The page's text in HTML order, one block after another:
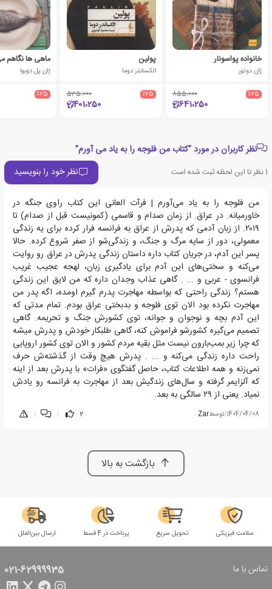
خانواده پواسونار
ژان دوتور
٪25 855،000
641،250
پولین
الکساندر دوما
٪25 535،000
401،250
ماهی ها نگاهم
ژان پل دوبوا
٪25
نظر کاربران در مورد "کتاب من فلوجه را به یاد می آورم"
1نظر تا این لحظه ثبت شده است نظر خود را بنویسید
من فلوجه را به یاد می‌آورم | فرآت العانی این کتاب راوی جنگه در
خاورمیانه. در عراق. از زمان صدام و قاسمی (کمونیست قبل از صدام) تا
۲۰۱۹. از زبان آدمی که پدرش از عراق به فرانسه فرار کرده برای یه زندگی
معمولی، دور از سایه مرگ و جنگ، و زندگی‌شو از صفر شروع کرده. حالا
پسر این آدم، در جریان کتاب داره داستان زندگی پدرش در عراق رو روایت
می‌کنه و سختی‌های این آدم برای یادگیری زبان، لهجه عجیب غریب
فرانسوی - عربی و ... . گاهی عذاب وجدان داره که من لایق این زندگی
هستم؟ زندگی راحتی که بواسطه مهاجرت پدرم گیرم اومده، اگه پدر من
مهاجرت نکرده بود الان توی فلوجه و بدبختی عراق بودم. تمام مدتی که
این آدم بچه و نوجوان و جوانه، توی کشورش جنگ و تحریمه. گاهی
تصمیم می‌گیره کشورشو فراموش کنه، گاهی طلبکار خودش و پدرش میشه
که چرا زیر بمب‌بارون نیست مثل بقیه مردم کشور و الان توی کشور اروپایی
راحت داره زندگی می‌کنه و ... . پدرش هیچ وقت از گذشته‌ش حرف
نمی‌زنه و همه اطلاعات کتاب، حاصل گفتگوی «فرات» با پدرش بعد از اینه
که آلزایمر گرفته و سال‌های زندگیش بعد از مهاجرت به فرانسه رو یادش
نمیاد. یعنی از ۲۹ سالگی به بعد.
1404/04/08
|توسطZar
2
|
|
بازگشت به بالا
سلامت فیزیکی تحویل سریع پرداخت در 4 قسط ارسال بین‌الملل
تماس با ما 021-62999935